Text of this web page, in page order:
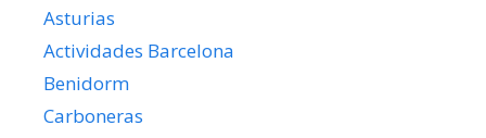
Asturias
Actividades Barcelona
Benidorm
Carboneras